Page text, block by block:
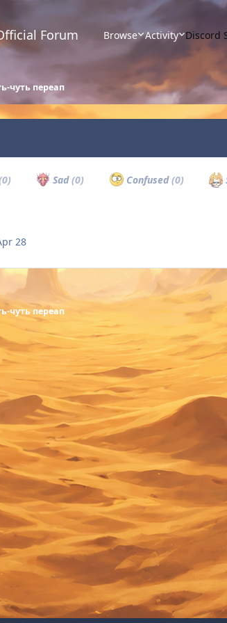
Forum Browse Activity Discord
чуть переап
Sad(0) Confused(0)
28
чуть переап